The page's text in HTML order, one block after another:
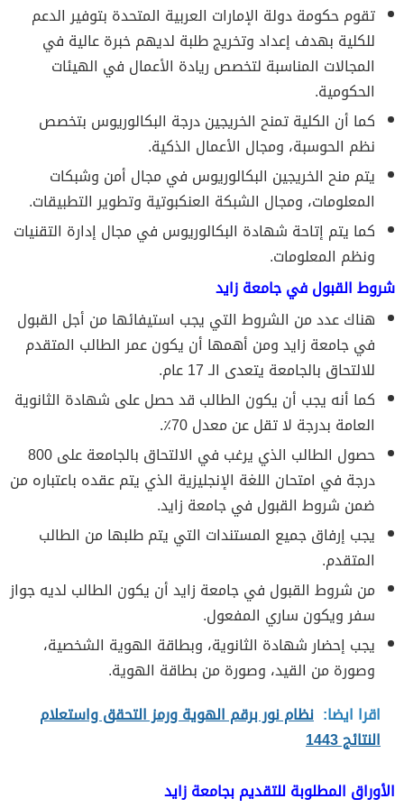
تقوم حكومة دولة الإمارات العربية المتحدة بتوفير الدعم
للكلية بهدف إعداد وتخريج طلبة لديهم خبرة عالية في
المجالات المناسبة لتخصص ريادة الأعمال في الهيئات
الحكومية.
كما أن الكلية تمنح الخريجين درجة البكالوريوس بتخصص
نظم الحوسبة، ومجال الأعمال الذكية.
يتم منح الخريجين البكالوريوس في مجال أمن وشبكات
المعلومات، ومجال الشبكة العنكبوتية وتطوير التطبيقات.
كما يتم إتاحة شهادة البكالوريوس في مجال إدارة التقنيات
ونظم المعلومات.
شروط القبول في جامعة زايد
هناك عدد من الشروط التي يجب استيفائها من أجل القبول
في جامعة زايد ومن أهمها أن يكون عمر الطالب المتقدم
للالتحاق بالجامعة يتعدى الـ 17 عام.
كما أنه يجب أن يكون الطالب قد حصل على شهادة الثانوية
العامة بدرجة لا تقل عن معدل 70٪.
حصول الطالب الذي يرغب في الالتحاق بالجامعة على 800
درجة في امتحان اللغة الإنجليزية الذي يتم عقده باعتباره من
ضمن شروط القبول في جامعة زايد.
يجب إرفاق جميع المستندات التي يتم طلبها من الطالب
المتقدم.
من شروط القبول في جامعة زايد أن يكون الطالب لديه جواز
سفر ويكون ساري المفعول.
يجب إحضار شهادة الثانوية، وبطاقة الهوية الشخصية،
وصورة من القيد، وصورة من بطاقة الهوية.
اقرا ايضا: نظام نور برقم الهوية ورمز التحقق واستعلام
النتائج 1443
الأوراق المطلوبة للتقديم بجامعة زايد